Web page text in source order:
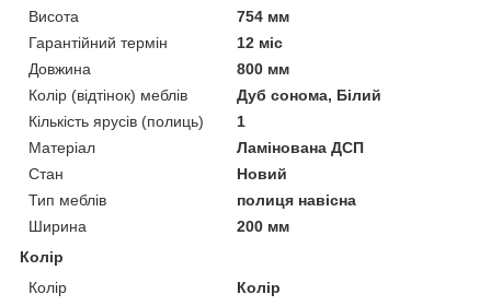
Висота
754 мм
Гарантійний термін
12 міс
Довжина
800 мм
Колір (відтінок) меблів
Дуб сонома, Білий
Кількість ярусів (полиць)
1
Матеріал
Ламінована ДСП
Стан
Новий
Тип меблів
полиця навісна
Ширина
200 мм
Колір
Колір
Колір